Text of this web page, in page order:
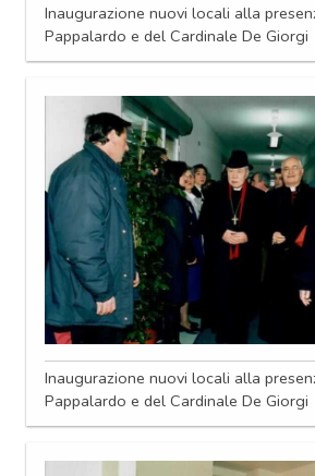
Inaugurazione nuovi locali alla
Pappalardo e del Cardinale De Giorgi
Inaugurazione nuovi locali alla
Pappalardo e del Cardinale De Giorgi